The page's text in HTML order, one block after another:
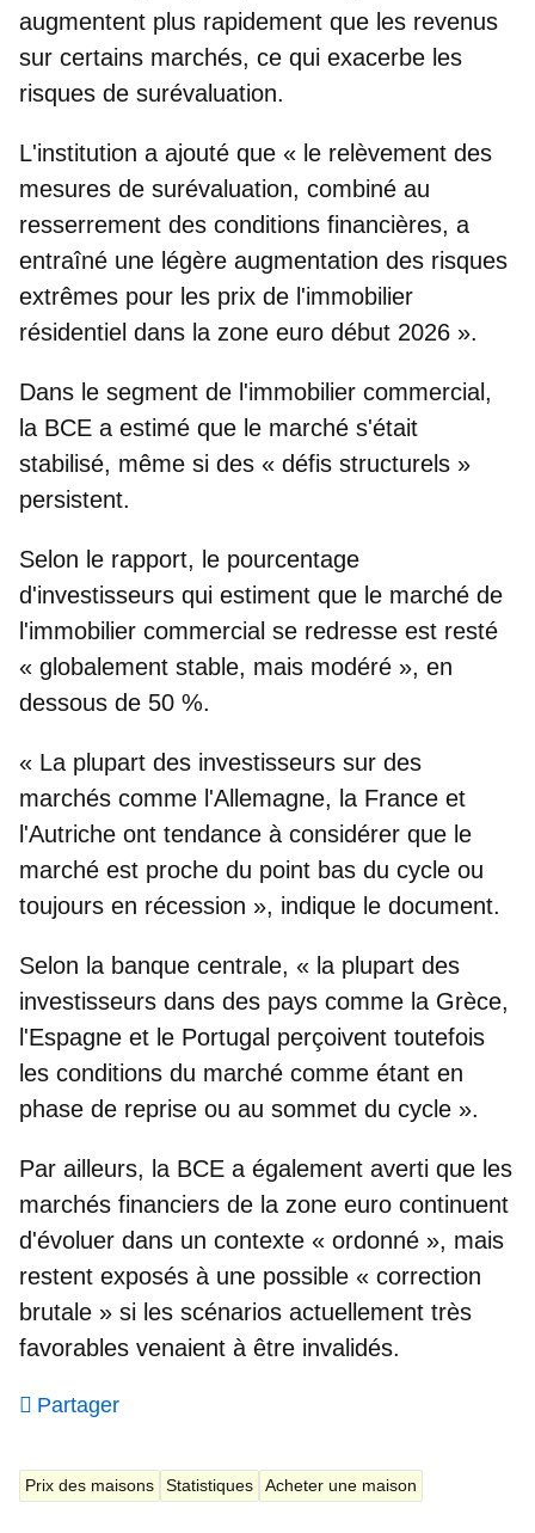
augmentent plus rapidement que les revenus
sur certains marchés, ce qui exacerbe les
risques de surévaluation.
L'institution a ajouté que « le relèvement des
mesures de surévaluation, combiné au
resserrement des conditions financières, a
entraîné une légère augmentation des risques
extrêmes pour les prix de l'immobilier
résidentiel dans la zone euro début 2026 ».
Dans le segment de l'immobilier commercial,
la BCE a estimé que le marché s'était
stabilisé, même si des « défis structurels »
persistent.
Selon le rapport, le pourcentage
d'investisseurs qui estiment que le marché de
l'immobilier commercial se redresse est resté
« globalement stable, mais modéré », en
dessous de 50 %.
« La plupart des investisseurs sur des
marchés comme l'Allemagne, la France et
l'Autriche ont tendance à considérer que le
marché est proche du point bas du cycle ou
toujours en récession », indique le document.
Selon la banque centrale, « la plupart des
investisseurs dans des pays comme la Grèce,
l'Espagne et le Portugal perçoivent toutefois
les conditions du marché comme étant en
phase de reprise ou au sommet du cycle ».
Par ailleurs, la BCE a également averti que les
marchés financiers de la zone euro continuent
d'évoluer dans un contexte « ordonné », mais
restent exposés à une possible « correction
brutale » si les scénarios actuellement très
favorables venaient à être invalidés.
Partager
Prix des maisons Statistiques Acheter une maison